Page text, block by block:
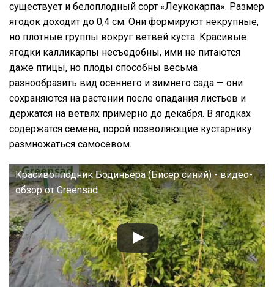
существует и белоплодный сорт «Леукокарпа». Размер
ягодок доходит до 0,4 см. Они формируют некрупные,
но плотные группы вокруг ветвей куста. Красивые
ягодки калликарпы несъедобны, ими не питаются
даже птицы, но плоды способны весьма
разнообразить вид осеннего и зимнего сада — они
сохраняются на растении после опадания листьев и
держатся на ветвях примерно до декабря. В ягодках
содержатся семена, порой позволяющие кустарнику
размножаться самосевом.
Красивоплодник Бодиньера (Бисер синий) - видео-
обзор от Greensad